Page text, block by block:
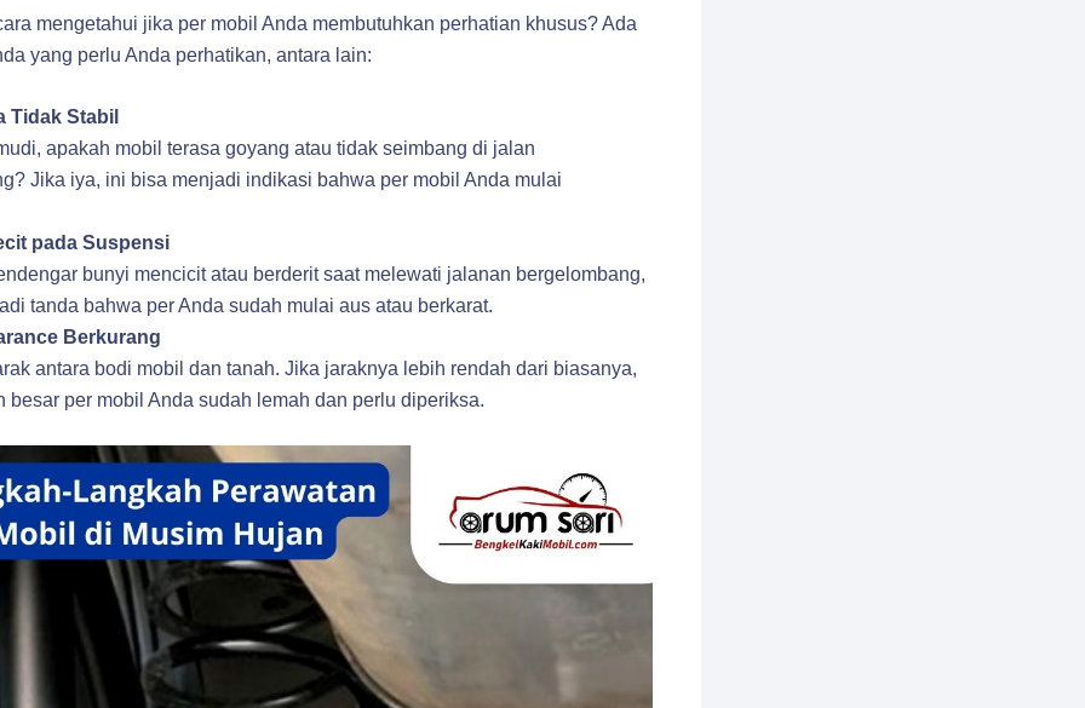
mengetahui jika per mobil Anda membutuhkan perhatian khusus? Ada
yang perlu Anda perhatikan, antara lain:
Tidak Stabil
apakah mobil terasa goyang atau tidak seimbang di jalan
Jika iya, ini bisa menjadi indikasi bahwa per mobil Anda mulai
pada Suspensi
bunyi mencicit atau berderit saat melewati jalanan bergelombang,
tanda bahwa per Anda sudah mulai aus atau berkarat.
Berkurang
antara bodi mobil dan tanah. Jika jaraknya lebih rendah dari biasanya,
besar per mobil Anda sudah lemah dan perlu diperiksa.